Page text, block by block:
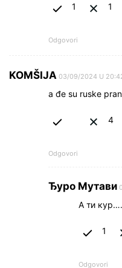
1 1
Odgovori
KOMŠIJA 03/09/2024 U
a đe su ruske
4
Odgovori
Ђуро Мутави
А ти
1
Odgovori